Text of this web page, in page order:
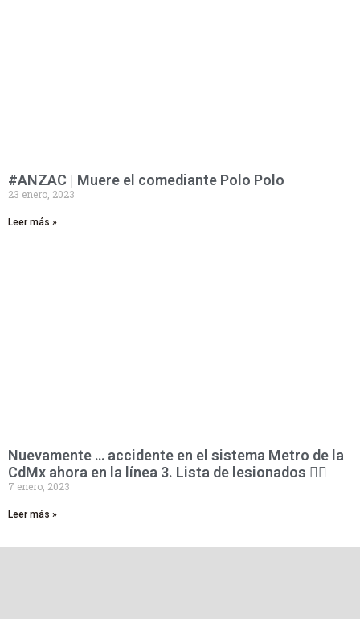
#ANZAC | Muere el comediante Polo Polo
23 enero, 2023
Leer más »
Nuevamente … accidente en el sistema Metro de la
CdMx ahora en la línea 3. Lista de lesionados 👇🏻
7 enero, 2023
Leer más »